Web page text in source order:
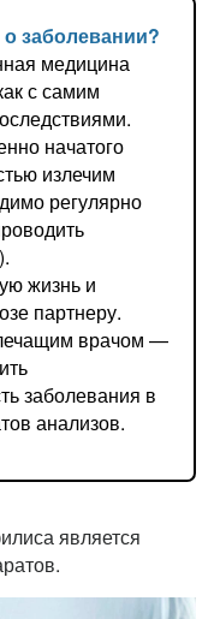
заболевании?
медицина
с самим
начатого
излечим
регулярно
жизнь и
партнеру.
врачом —
заболевания в
анализов.
является